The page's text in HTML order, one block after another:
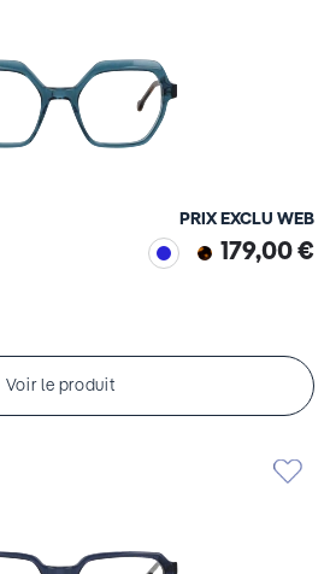
PRIX EXCLU WEB
179,00 €
Voir le produit